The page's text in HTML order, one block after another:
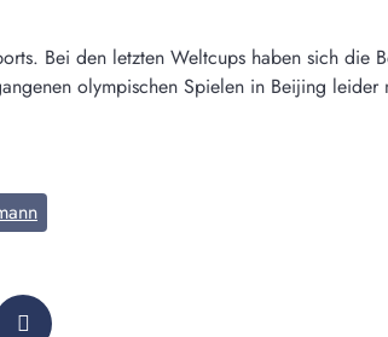
Bei den letzten Weltcups haben sich die
olympischen Spielen in Beijing leider